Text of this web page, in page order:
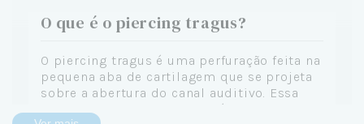
O que é o piercing tragus?
O piercing tragus é uma perfuração feita na
pequena aba de cartilagem que se projeta
sobre a abertura do canal auditivo. Essa
região, chamada de tragus, é formada por